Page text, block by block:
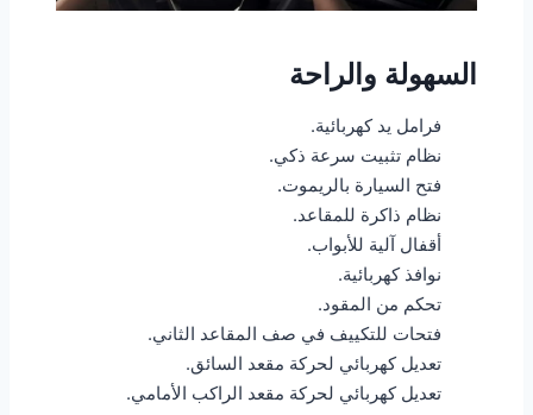
السهولة والراحة
فرامل يد كهربائية.
نظام تثبيت سرعة ذكي.
فتح السيارة بالريموت.
نظام ذاكرة للمقاعد.
أقفال آلية للأبواب.
نوافذ كهربائية.
تحكم من المقود.
فتحات للتكييف في صف المقاعد الثاني.
تعديل كهربائي لحركة مقعد السائق.
تعديل كهربائي لحركة مقعد الراكب الأمامي.